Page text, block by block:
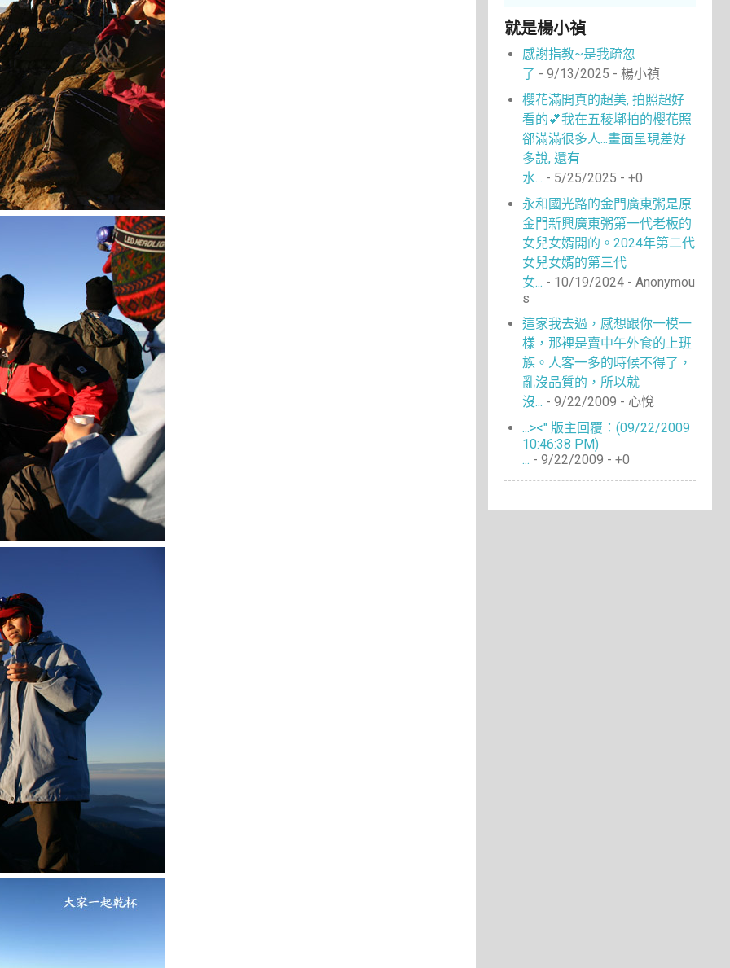
少披薩店，一字排開
的各式披薩看起來琳
瑯滿目，走進店內就
能點上一塊喜愛的口
味大快朵頤，真的好
懷念啊！沒想到台灣
也有類似的披薩店。
走！就到高雄吃披薩
就是楊小禎
感謝指教~是我疏忽
了 - 9/13/2025 - 楊小禎
櫻花滿開真的超美, 拍照超好
看的💕我在五稜墎拍的櫻花照
郤滿滿很多人...畫面呈現差好
多說, 還有
水... - 5/25/2025 - +0
永和國光路的金門廣東粥是原
金門新興廣東粥第一代老板的
女兒女婿開的。2024年第二代
女兒女婿的第三代
女... - 10/19/2024 - Anonymou
s
這家我去過，感想跟你一模一
樣，那裡是賣中午外食的上班
族。人客一多的時候不得了，
亂沒品質的，所以就
沒... - 9/22/2009 - 心悅
...><" 版主回覆：(09/22/2009
10:46:38 PM)
... - 9/22/2009 - +0